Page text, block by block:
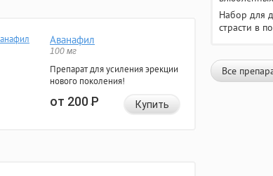
Аванафил
100 мг
Препарат для усиления эрекции
нового поколения!
от 200Р Купить
Набор для
страсти в
Все